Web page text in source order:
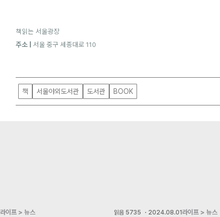
책읽는 서울광장
주소 |
서울 중구 세종대로 110
책 서울야외도서관 도서관 BOOK
라이프 > 뉴스 읽음 5735 ・ 2024.08.01 라이프 > 뉴스